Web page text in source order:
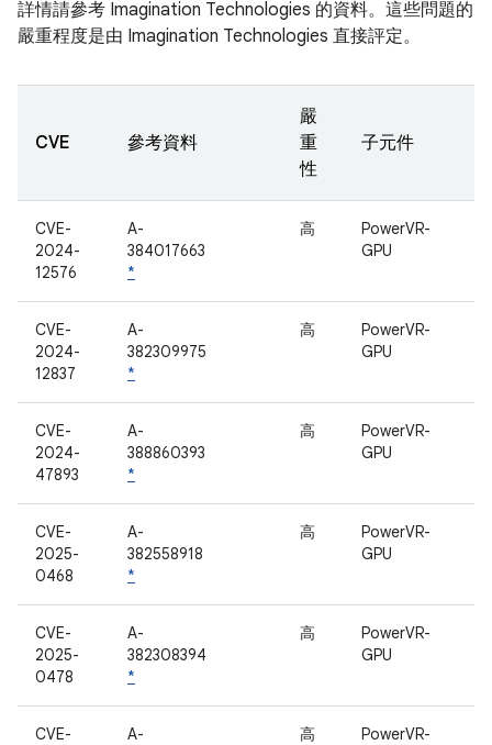
詳情請參考 Imagination Technologies 的資料。這些問題的
嚴重程度是由 Imagination Technologies 直接評定。
CVE 參考資料
嚴
重
性
子元件
CVE-
2024-
12576
A-
384017663
*
高
PowerVR-
GPU
CVE-
2024-
12837
A-
382309975
*
高
PowerVR-
GPU
CVE-
2024-
47893
A-
388860393
*
高
PowerVR-
GPU
CVE-
2025-
0468
A-
382558918
*
高
PowerVR-
GPU
CVE-
2025-
0478
A-
382308394
*
高
PowerVR-
GPU
CVE-
A-
高
PowerVR-